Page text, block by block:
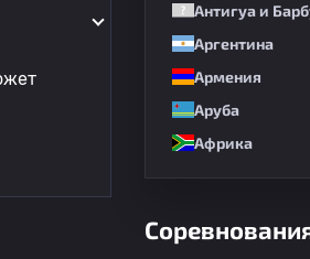
Антигуа и
Аргентина
Армения
Аруба
Африка